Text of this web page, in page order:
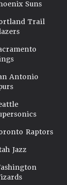
Suns
Trail
Antonio
Raptors
Jazz